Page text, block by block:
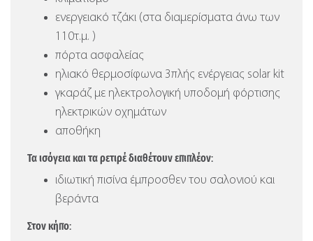
ενεργειακό τζάκι (στα διαμερίσματα άνω των
110τ.μ. )
πόρτα ασφαλείας
ηλιακό θερμοσίφωνα 3πλής ενέργειας solar kit
γκαράζ με ηλεκτρολογική υποδομή φόρτισης
ηλεκτρικών οχημάτων
αποθήκη
Τα ισόγεια και τα ρετιρέ διαθέτουν επιπλέον:
ιδιωτική πισίνα έμπροσθεν του σαλονιού και
βεράντα
Στον κήπο: